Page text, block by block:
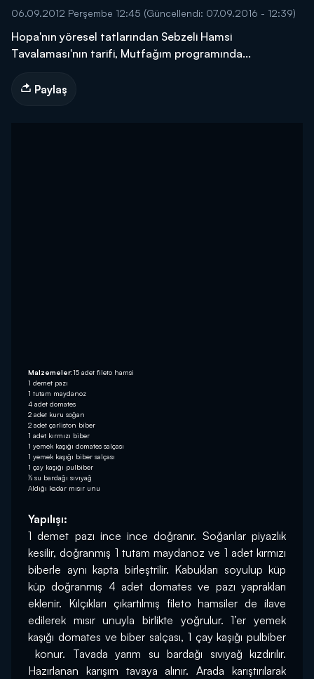
06.09.2012 Perşembe 12:45 (Güncellendi: 07.09.2016 - 12:39)
Hopa'nın yöresel tatlarından Sebzeli Hamsi
Tavalaması'nın tarifi, Mutfağım programında...
Paylaş
Malzemeler:15 adet fileto hamsi
1 demet pazı
1 tutam maydanoz
4 adet domates
2 adet kuru soğan
2 adet çarliston biber
1 adet kırmızı biber
1 yemek kaşığı domates salçası
1 yemek kaşığı biber salçası
1 çay kaşığı pulbiber
½ su bardağı sıvıyağ
Aldığı kadar mısır unu
Yapılışı:
1 demet pazı ince ince doğranır. Soğanlar piyazlık
kesilir, doğranmış 1 tutam maydanoz ve 1 adet kırmızı
biberle aynı kapta birleştrilir. Kabukları soyulup küp
küp doğranmış 4 adet domates ve pazı yaprakları
eklenir. Kılçıkları çıkartılmış fileto hamsiler de ilave
edilerek mısır unuyla birlikte yoğrulur. 1’er yemek
kaşığı domates ve biber salçası, 1 çay kaşığı pulbiber
konur. Tavada yarım su bardağı sıvıyağ kızdırılır.
Hazırlanan karışım tavaya alınır. Arada karıştırılarak